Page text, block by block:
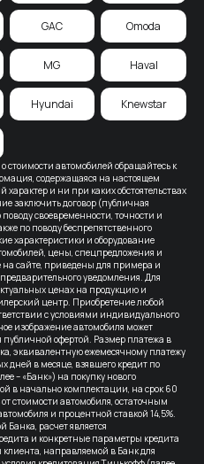
автомобилей обращайтесь к
содержащаяся на настоящем
и ни при каких обстоятельствах
заключить договор (публичная
своевременности, точности и
по поводу беспрепятственного
характеристики и оборудование
цены, спецпредложения и
сайте, приведены для примера и
уведомления. Для
ценах на продукцию и
центр. Приобретение любой
с условиями индивидуального
изображение автомобиля может
публичной офертой. Размер платежа в
эквивалентную ежемесячному платежу
дней в месяце, взявшего кредит по
– «Банк») на покупку нового
в начально комплектации, на срок 60
стоимости автомобиля, остаточным
и процентной ставкой 14,5%.
расчет является
и конкретные параметры кредита
направляемой в Банк для
GAC Omoda
MG Haval
Hyundai Knewstar